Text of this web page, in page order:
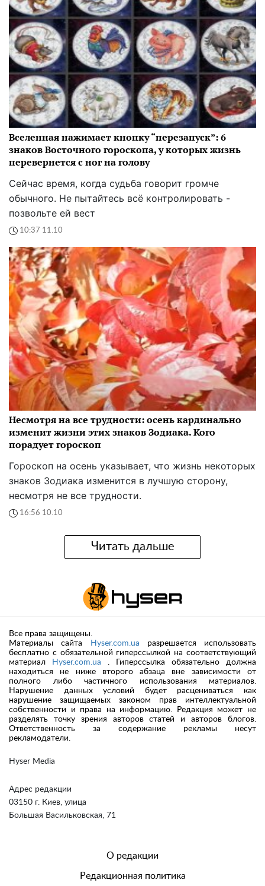
Вселенная нажимает кнопку “перезапуск”: 6
знаков Восточного гороскопа, у которых жизнь
перевернется с ног на голову
Сейчас время, когда судьба говорит громче
обычного. Не пытайтесь всё контролировать -
позвольте ей вест
10:37 11.10
Несмотря на все трудности: осень кардинально
изменит жизни этих знаков Зодиака. Кого
порадует гороскоп
Гороскоп на осень указывает, что жизнь некоторых
знаков Зодиака изменится в лучшую сторону,
несмотря не все трудности.
16:56 10.10
Читать дальше
Hyser Media
Адрес редакции
03150 г. Киев, улица
Большая Васильковская, 71
Все права защищены.
Материалы сайта
Hyser.com.ua разрешается использовать
бесплатно с обязательной гиперссылкой на соответствующий
материал
Hyser.com.ua . Гиперссылка обязательно должна
находиться не ниже второго абзаца вне зависимости от
полного либо частичного использования материалов.
Нарушение данных условий будет расцениваться как
нарушение защищаемых законом прав интеллектуальной
собственности и права на информацию. Редакция может не
разделять точку зрения авторов статей и авторов блогов.
Ответственность за содержание рекламы несут
рекламодатели.
О редакции
Редакционная политика